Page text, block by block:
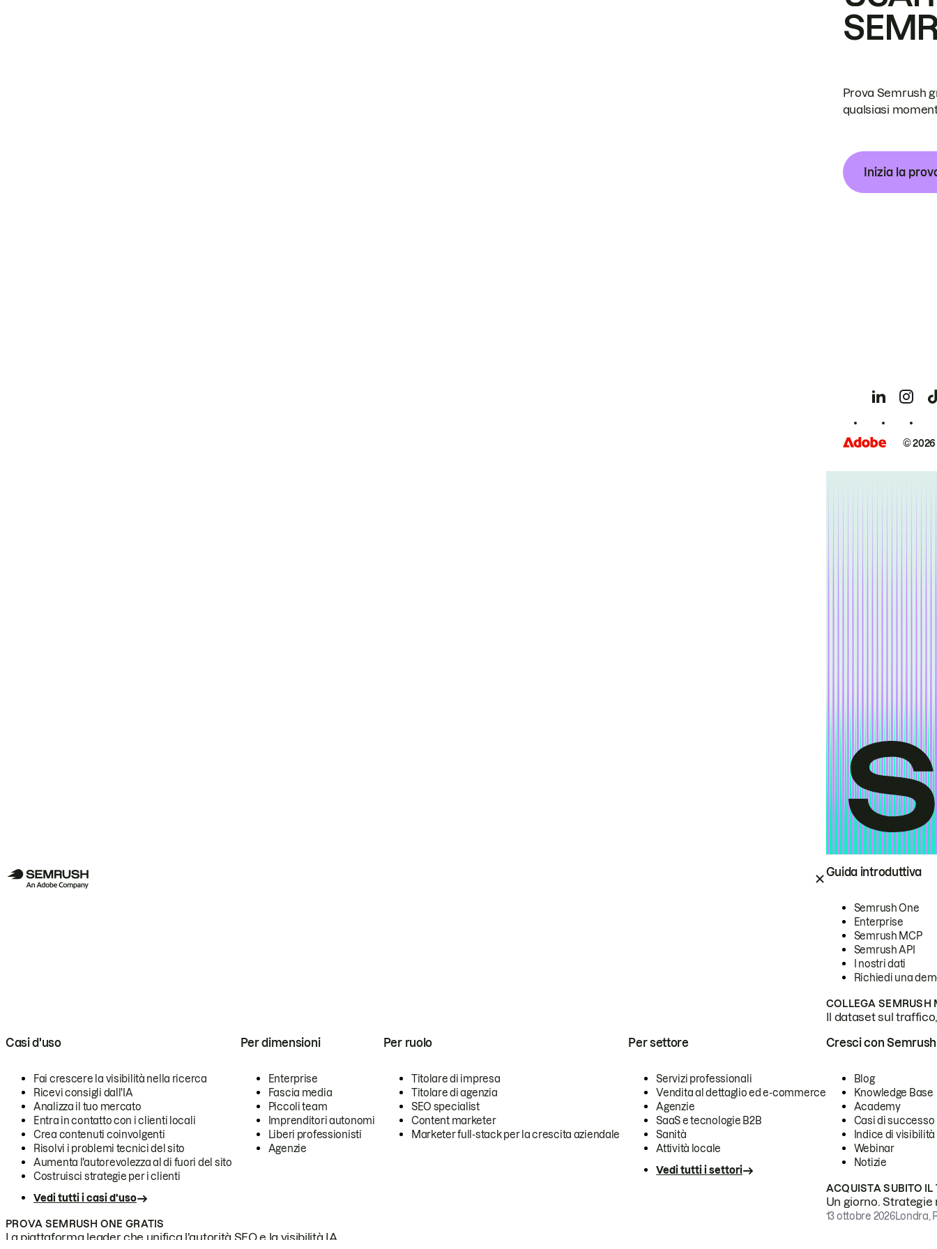
Guida introduttiva
Semrush One
Enterprise
Semrush MCP
Semrush API
I nostri dati
Richiedi una
COLLEGA SEMRUSH
Il dataset sul
Casi d'uso
Fai crescere la visibilità nella ricerca
Ricevi consigli dall'IA
Analizza il tuo mercato
Entra in contatto con i clienti locali
Crea contenuti coinvolgenti
Risolvi i problemi tecnici del sito
Aumenta l'autorevolezza al di fuori del sito
Costruisci strategie per i clienti
Vedi tutti i casi d'uso
Per dimensioni
Enterprise
Fascia media
Piccoli team
Imprenditori autonomi
Liberi professionisti
Agenzie
Per ruolo
Titolare di impresa
Titolare di agenzia
SEO specialist
Content marketer
Marketer full-stack per la crescita aziendale
Per settore
Servizi professionali
Vendita al dettaglio ed e-commerce
Agenzie
SaaS e tecnologie B2B
Sanità
Attività locale
Vedi tutti i settori
PROVA SEMRUSH ONE GRATIS
La piattaforma leader che unifica l'autorità SEO e la visibilità IA.
Cresci con Semrush
Blog
Knowledge Base
Academy
Casi di successo
Indice di visibilità
Webinar
Notizie
ACQUISTA SUBITO IL
Un giorno.
13 ottobre 2026Londra,
Prova Semrush
qualsiasi
Inizia la
©